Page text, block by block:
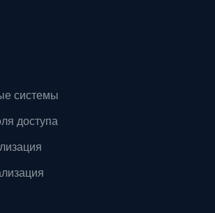
системы
доступа